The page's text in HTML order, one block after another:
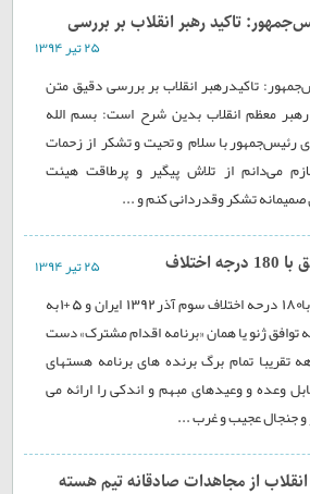
تاکید رهبر انقلاب بر بررسی
۲۵ تير ۱۳۹۴
تاکیدرهبر انقلاب بر بررسی دقیق متن
معظم انقلاب بدین شرح است: بسم الله
رئیس‌جمهور با سلام و تحیت و تشکر از زحمات
می‌دانم از تلاش پیگیر و پرطاقت هیئت
تشکر وقدردانی کنم و ...
۲۵ تير ۱۳۹۴
دو روایت از یک نوافق با180 درحه اختلاف سوم آذر 1392 ایران و 5+1به
ژنو یا همان «برنامه اقدام مشترک» دست
اینتوافق 6 ماهه تقریبا تمام برگ برنده های برنامه هستهای
وعده و وعيدهای مبهم و اندکی را ارائه می
و جنجال عجيب و غرب ...
از مجاهدات صادقانه تيم هسته